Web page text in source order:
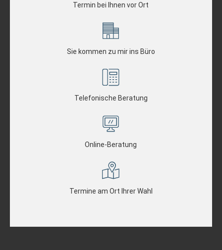
Termin bei Ihnen vor Ort
Sie kommen zu mir ins Büro
Telefonische Beratung
Online-Beratung
Termine am Ort Ihrer Wahl